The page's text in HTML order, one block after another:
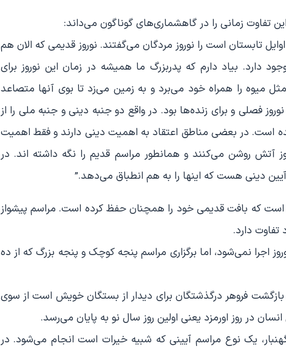
تفاوت زمانی را در گاهشماری‌های گوناگون می‌داند:
تابستان است را نوروز مردگان می‌گفتند. نوروز قدیمی ‌که الان هم
دارد. بیاد دارم که پدربزرگ ما همیشه در زمان این نوروز برای
میوه را همراه خود می‌برد و به زمین می‌زد تا بوی آنها متصاعد
فصلی و برای زنده‌ها بود. در واقع دو جنبه دینی و جنبه ملی را از
است. در بعضی مناطق اعتقاد به اهمیت دینی دارند و فقط اهمیت
آتش روشن می‌کنند و همانطور مراسم قدیم را نگه داشته اند. در
دینی هست که اینها را به هم انطباق می‌دهد.”
که بافت قدیمی‌ خود را همچنان حفظ کرده است. مراسم پیشواز
تفاوت دارد.
اجرا نمی‌شود، اما برگزاری مراسم پنجه کوچک و پنجه بزرگ که از ده
فروهر درگذشتگان برای دیدار از بستگان خویش است از سوی
در روز اورمزد یعنی اولین روز سال نو به پایان می‌رسد.
یک نوع مراسم آیینی که شبیه خیرات است انجام می‌شود. در